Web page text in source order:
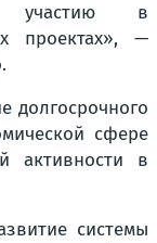
участию в
проектах», —
долгосрочного
сфере
активности в
системы